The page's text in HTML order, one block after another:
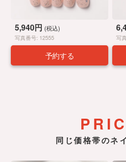
5,940円 (税込)
写真番号: 12555
予約する
写
同じ価格帯のネ